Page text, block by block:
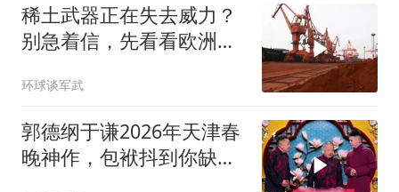
稀土武器正在失去威力？
别急着信，先看看欧洲军
环球谈军武
郭德纲于谦2026年天津春
晚神作，包袱抖到你缺氧